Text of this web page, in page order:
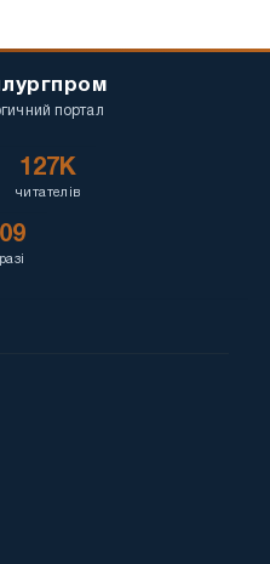
портал
127K
читателів